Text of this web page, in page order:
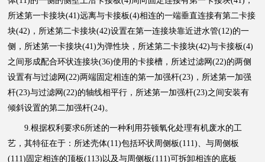
所述第一卡接块(41)远离与卡接板(4)相连的一端垂直连接有第二卡接
块(42)，所述第二卡接块(42)设置在第一连接块靠近进水管(12)的一
侧，所述第一卡接块(41)为弹性块，所述第二卡接块(42)与卡接板(4)
之间形成配合环状连接块(36)使用的卡接槽，所述过滤网(22)的两侧
设置有与过滤网(22)两端固定相连的第一加强杆(23)，所述第一加强
杆(23)与过滤网(22)的轴线相平行，所述第一加强杆(23)之间安装有
倾斜设置的第二加强杆(24)。
9.根据权利要求6所述的一种利用芬顿氧化处理有机废水的工
艺，其特征在于：所述壳体(11)包括环状周侧板(111)、与周侧板
(111)固定相连的顶板(113)以及与周侧板(111)可拆卸相连的底板